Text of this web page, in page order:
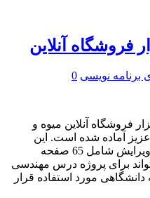
فروشگاه آنلاین
برنامه نویسی 0
فروشگاه آنلاین میوه و
آماده شده است. این
پروژه در قالب یک فایل Word قابل ویرایش شامل 65 صفحه
برای پروژه درس مهندسی
دانشگاهی مورد استفاده قرار